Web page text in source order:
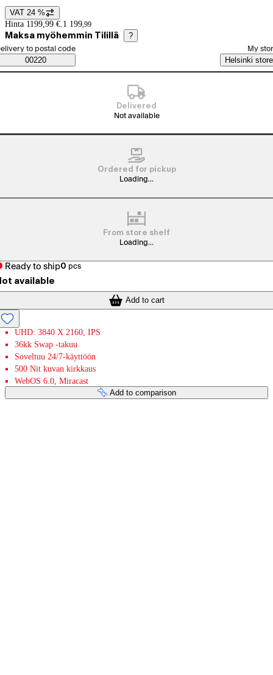
Price details
VAT 24 %
Hinta 1199,99 €. 1 199,99
Maksa myöhemmin Tilillä ?
Saatavuustiedot
order method
to postal code
00220
My
Helsinki store
Delivered
Not available
Ordered for pickup
Loading...
From store shelf
Loading...
Ready to ship0 pcs
available
Add to cart
UHD: 3840 X 2160, IPS
36kk Swap -takuu
Soveltuu 24/7-käyttöön
500 Nit kuvan kirkkaus
WebOS 6.0, Miracast
Add to comparison